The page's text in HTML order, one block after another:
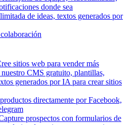
donde sea
de ideas, textos generados por
sitios web para vender más
nuestro CMS gratuito, plantillas,
generados por IA para crear sitios
directamente por Facebook,
prospectos con formularios de